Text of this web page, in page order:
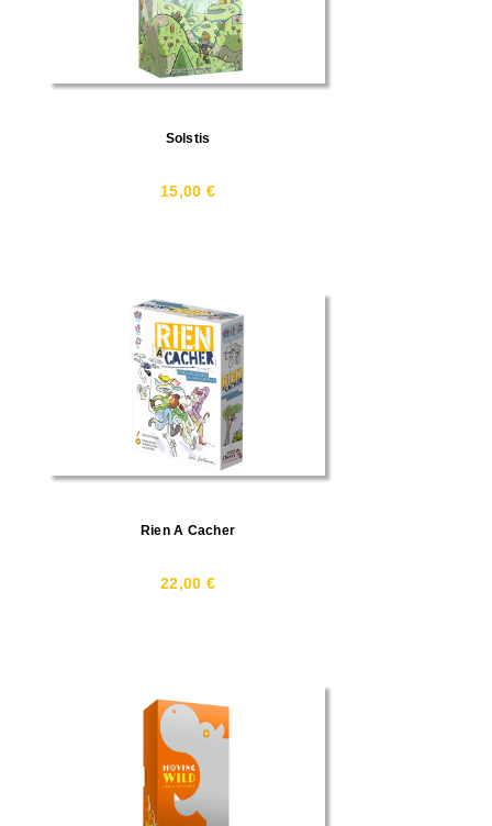
Solstis
15,00 €
Rien A Cacher
22,00 €